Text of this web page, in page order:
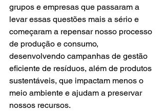
grupos e empresas que passaram a
levar essas questões mais a sério e
começaram a repensar nosso processo
de produção e consumo,
desenvolvendo campanhas de gestão
eficiente de resíduos, além de produtos
sustentáveis, que impactam menos o
meio ambiente e ajudam a preservar
nossos recursos.